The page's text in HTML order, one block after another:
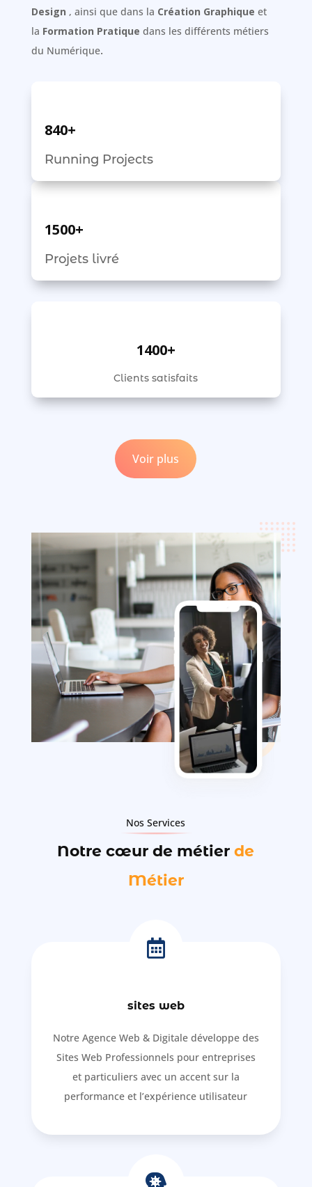
Design , ainsi que dans la Création Graphique et
la Formation Pratique dans les différents métiers
du Numérique.
1400+
Clients satisfaits
1500+
Projets livré
840+
Running Projects
Voir plus
Nos Services
Notre cœur de métier de
Métier

sites web
Notre Agence Web & Digitale développe des
Sites Web Professionnels pour entreprises
et particuliers avec un accent sur la
performance et l’expérience utilisateur
